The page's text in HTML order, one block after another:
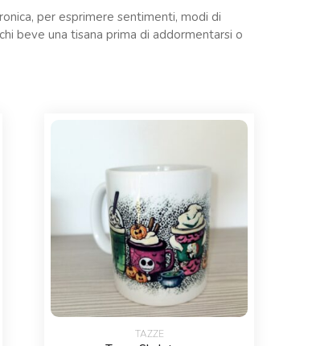
per esprimere sentimenti, modi di
beve una tisana prima di addormentarsi o
TAZZE